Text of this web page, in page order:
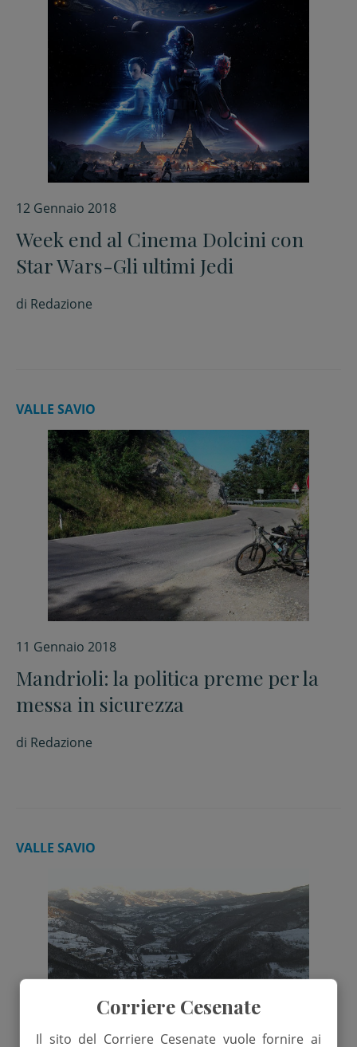
12 Gennaio 2018
Week end al Cinema Dolcini con
Star Wars-Gli ultimi Jedi
di Redazione
VALLE SAVIO
11 Gennaio 2018
Mandrioli: la politica preme per la
messa in sicurezza
di Redazione
VALLE SAVIO
Corriere Cesenate
Il sito del Corriere Cesenate vuole fornire ai